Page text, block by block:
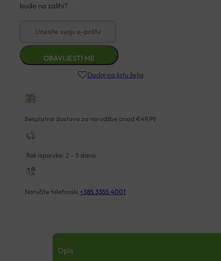
Dodaj na listu želja
Besplatna dostava za narudžbe iznad €49,99
Rok isporuke: 2 – 5 dana
Naručite telefonski +385 3355 4001
Opis